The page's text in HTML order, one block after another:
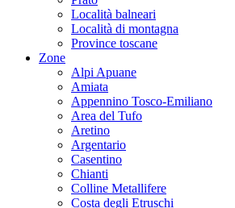
Località balneari
Località di montagna
Province toscane
Zone
Alpi Apuane
Amiata
Appennino Tosco-Emiliano
Area del Tufo
Aretino
Argentario
Casentino
Chianti
Colline Metallifere
Costa degli Etruschi